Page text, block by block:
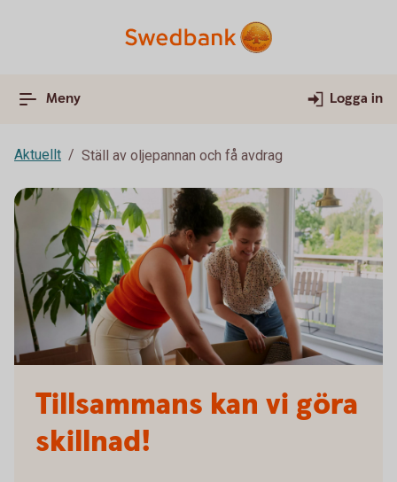
Meny Logga in
Aktuellt Ställ av oljepannan och få avdrag
Tillsammans kan vi göra
skillnad!